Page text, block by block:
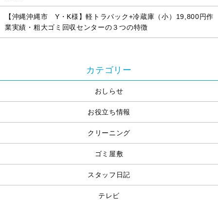
【沖縄沖縄市 Y・K様】軽トラパック+冷蔵庫（小）19,800円作
業実績・粗大ゴミ回収センターの３つの特徴
カテゴリー
おしらせ
お役立ち情報
クリーニング
ゴミ屋敷
スタッフ日記
テレビ